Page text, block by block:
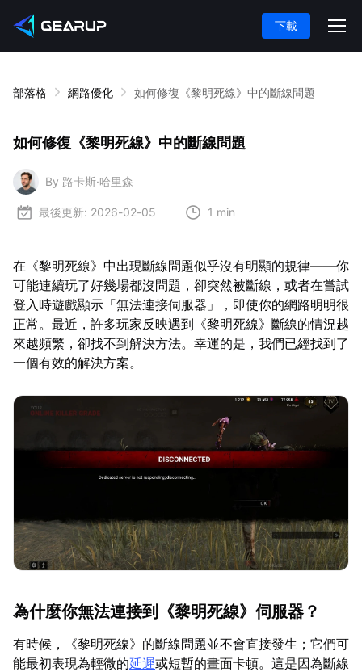
下載
部落格 網路優化 如何修復《黎明死線》中的斷線問題
如何修復《黎明死線》中的斷線問題
By 路卡斯·哈里森
最後更新: 2026-02-05 1 min
在《黎明死線》中出現斷線問題似乎沒有明顯的規律——你
可能連續玩了好幾場都沒問題，卻突然被斷線，或者在嘗試
登入時遊戲顯示「無法連接伺服器」，即使你的網路明明很
正常。最近，許多玩家反映遇到《黎明死線》斷線的情況越
來越頻繁，卻找不到解決方法。幸運的是，我們已經找到了
一個有效的解決方案。
為什麼你無法連接到《黎明死線》伺服器？
有時候，《黎明死線》的斷線問題並不會直接發生；它們可
能最初表現為輕微的延遲或短暫的畫面卡頓。這是因為斷線